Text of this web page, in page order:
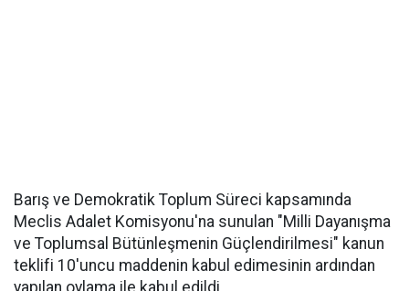
Barış ve Demokratik Toplum Süreci kapsamında
Meclis Adalet Komisyonu'na sunulan "Milli Dayanışma
ve Toplumsal Bütünleşmenin Güçlendirilmesi" kanun
teklifi 10'uncu maddenin kabul edimesinin ardından
yapılan oylama ile kabul edildi.